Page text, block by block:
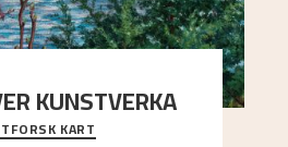
KUNSTVERKA
utsiktene i Astrups malerier
KART